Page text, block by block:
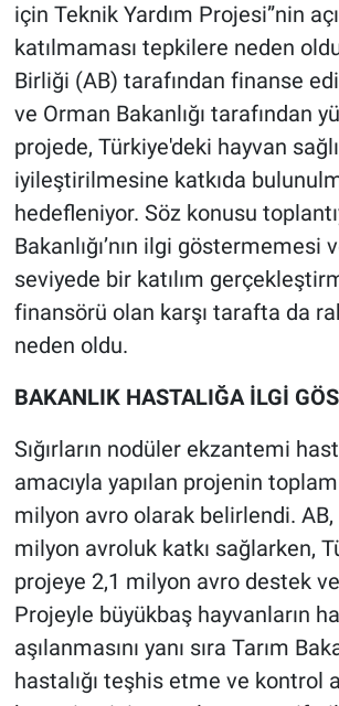
için Teknik Yardım Projesi”nin
katılmaması tepkilere neden
Birliği (AB) tarafından finanse
ve Orman Bakanlığı tarafından
projede, Türkiye'deki hayvan
iyileştirilmesine katkıda
hedefleniyor. Söz konusu
Bakanlığı’nın ilgi göstermemesi
seviyede bir katılım
finansörü olan karşı tarafta da
neden oldu.
BAKANLIK HASTALIĞA İLGİ
Sığırların nodüler ekzantemi
amacıyla yapılan projenin
milyon avro olarak belirlendi. AB,
milyon avroluk katkı sağlarken,
projeye 2,1 milyon avro destek
Projeyle büyükbaş hayvanların
aşılanmasını yanı sıra Tarım
hastalığı teşhis etme ve kontrol